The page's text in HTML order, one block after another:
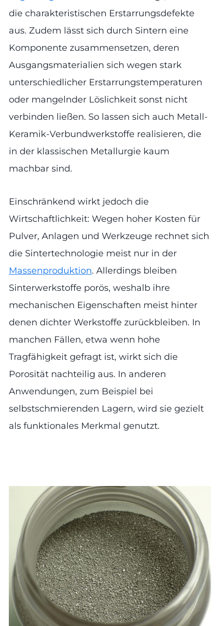
die charakteristischen Erstarrungsdefekte
aus. Zudem lässt sich durch Sintern eine
Komponente zusammensetzen, deren
Ausgangsmaterialien sich wegen stark
unterschiedlicher Erstarrungstemperaturen
oder mangelnder Löslichkeit sonst nicht
verbinden ließen. So lassen sich auch Metall-
Keramik-Verbundwerkstoffe realisieren, die
in der klassischen Metallurgie kaum
machbar sind.
Einschränkend wirkt jedoch die
Wirtschaftlichkeit: Wegen hoher Kosten für
Pulver, Anlagen und Werkzeuge rechnet sich
die Sintertechnologie meist nur in der
Massenproduktion. Allerdings bleiben
Sinterwerkstoffe porös, weshalb ihre
mechanischen Eigenschaften meist hinter
denen dichter Werkstoffe zurückbleiben. In
manchen Fällen, etwa wenn hohe
Tragfähigkeit gefragt ist, wirkt sich die
Porosität nachteilig aus. In anderen
Anwendungen, zum Beispiel bei
selbstschmierenden Lagern, wird sie gezielt
als funktionales Merkmal genutzt.